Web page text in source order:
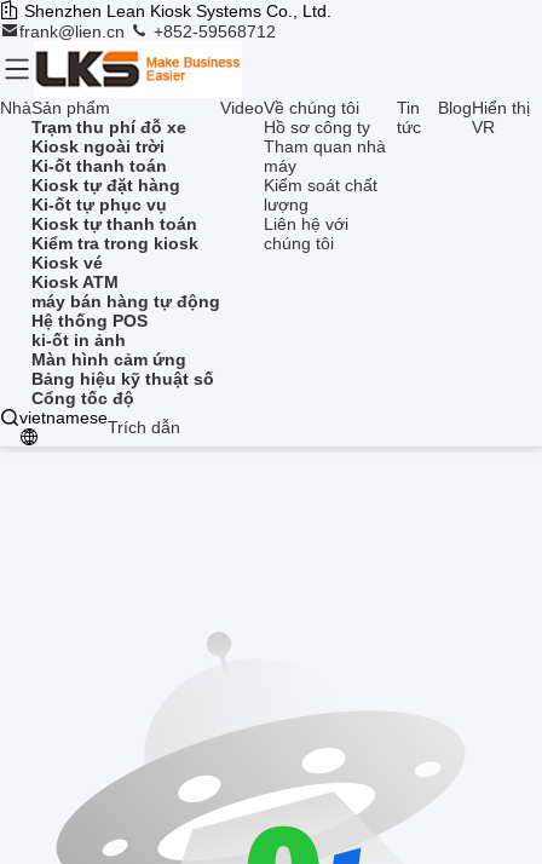
Shenzhen Lean Kiosk Systems Co., Ltd.
frank@lien.cn
+852-59568712
NhàSản phẩm
Trạm thu phí đỗ xe
Kiosk ngoài trời
Ki-ốt thanh toán
Kiosk tự đặt hàng
Ki-ốt tự phục vụ
Kiosk tự thanh toán
Kiểm tra trong kiosk
Kiosk vé
Kiosk ATM
máy bán hàng tự động
Hệ thống POS
ki-ốt in ảnh
Màn hình cảm ứng
Bảng hiệu kỹ thuật số
Cổng tốc độ
VideoVề chúng tôi
Hồ sơ công ty
Tham quan nhà
máy
Kiểm soát chất
lượng
Liên hệ với
chúng tôi
Tin
tức
BlogHiển thị
VR
vietnameseTrích dẫn